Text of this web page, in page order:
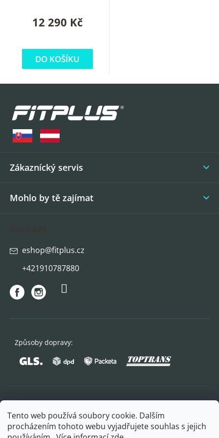
Tento web používá soubory cookie. Dalším
procházením tohoto webu vyjadřujete souhlas s jejich
12 290 Kč
DO KOŠÍKU
Zákaznícký servis
Mohlo by tě zajímat
eshop@fitplus.cz
+421910787880
Způsoby dopravy: